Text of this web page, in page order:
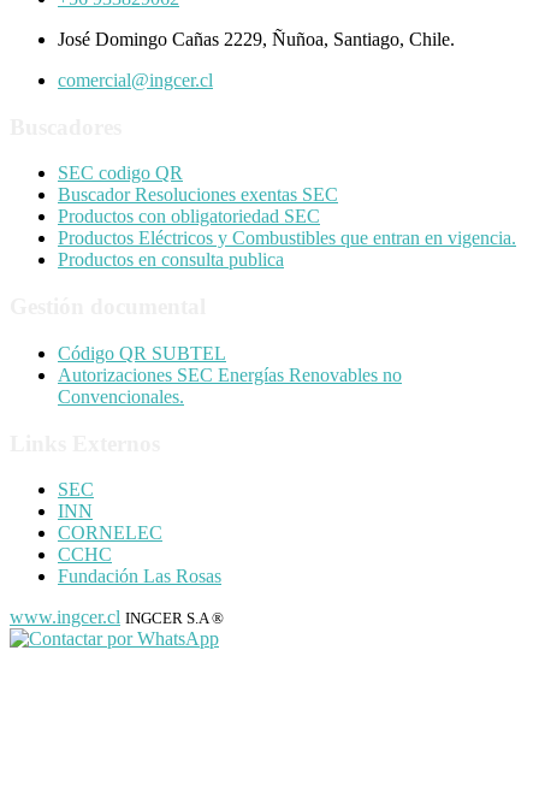
José Domingo Cañas 2229, Ñuñoa, Santiago, Chile.
comercial@ingcer.cl
SEC codigo QR
Buscador Resoluciones exentas SEC
Productos con obligatoriedad SEC
Productos Eléctricos y Combustibles que entran en vigencia.
Productos en consulta publica
Código QR SUBTEL
Autorizaciones SEC Energías Renovables no
Convencionales.
SEC
INN
CORNELEC
CCHC
Fundación Las Rosas
www.ingcer.cl INGCER S.A ®